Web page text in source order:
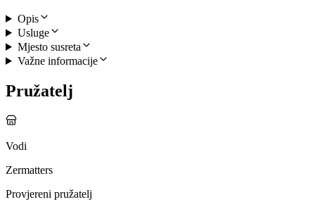
Opis
Usluge
Mjesto susreta
Važne informacije
Pružatelj
Vodi
Zermatters
Provjereni pružatelj